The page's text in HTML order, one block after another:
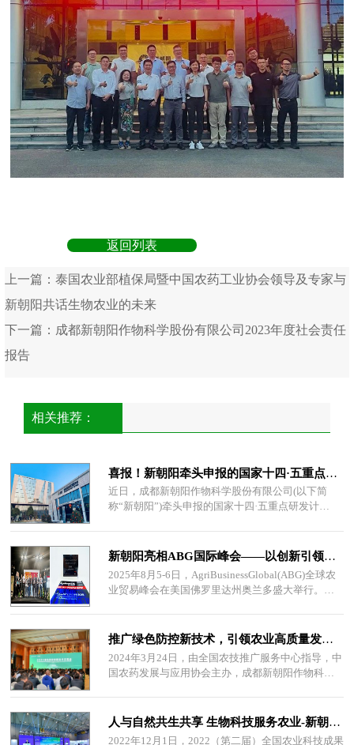
返回列表
上一篇： 泰国农业部植保局暨中国农药工业协会领导及专家与
新朝阳共话生物农业的未来
下一篇： 成都新朝阳作物科学股份有限公司2023年度社会责任
报告
相关推荐：
喜报！新朝阳牵头申报的国家十四·五重点研发计划获批立项
近日，成都新朝阳作物科学股份有限公司(以下简
称“新朝阳”)牵头申报的国家十四·五重点研发计
新朝阳亮相ABG国际峰会——以创新引领植物健康未来
2025年8月5-6日，AgriBusinessGlobal(ABG)全球农
业贸易峰会在美国佛罗里达州奥兰多盛大举行。本
推广绿色防控新技术，引领农业高质量发展—2024绿色防控创新技术交流会在成都蒲江隆重召开
2024年3月24日，由全国农技推广服务中心指导，中
国农药发展与应用协会主办，成都新朝阳作物科学
人与自然共生共享 生物科技服务农业-新朝阳亮相全国第二届农业科技成果大会
2022年12月1日，2022（第二届）全国农业科技成果